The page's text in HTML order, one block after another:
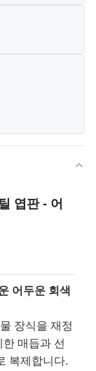
엽판 - 어
어두운 회색
장식을 재정
매듭과 선
복제합니다.